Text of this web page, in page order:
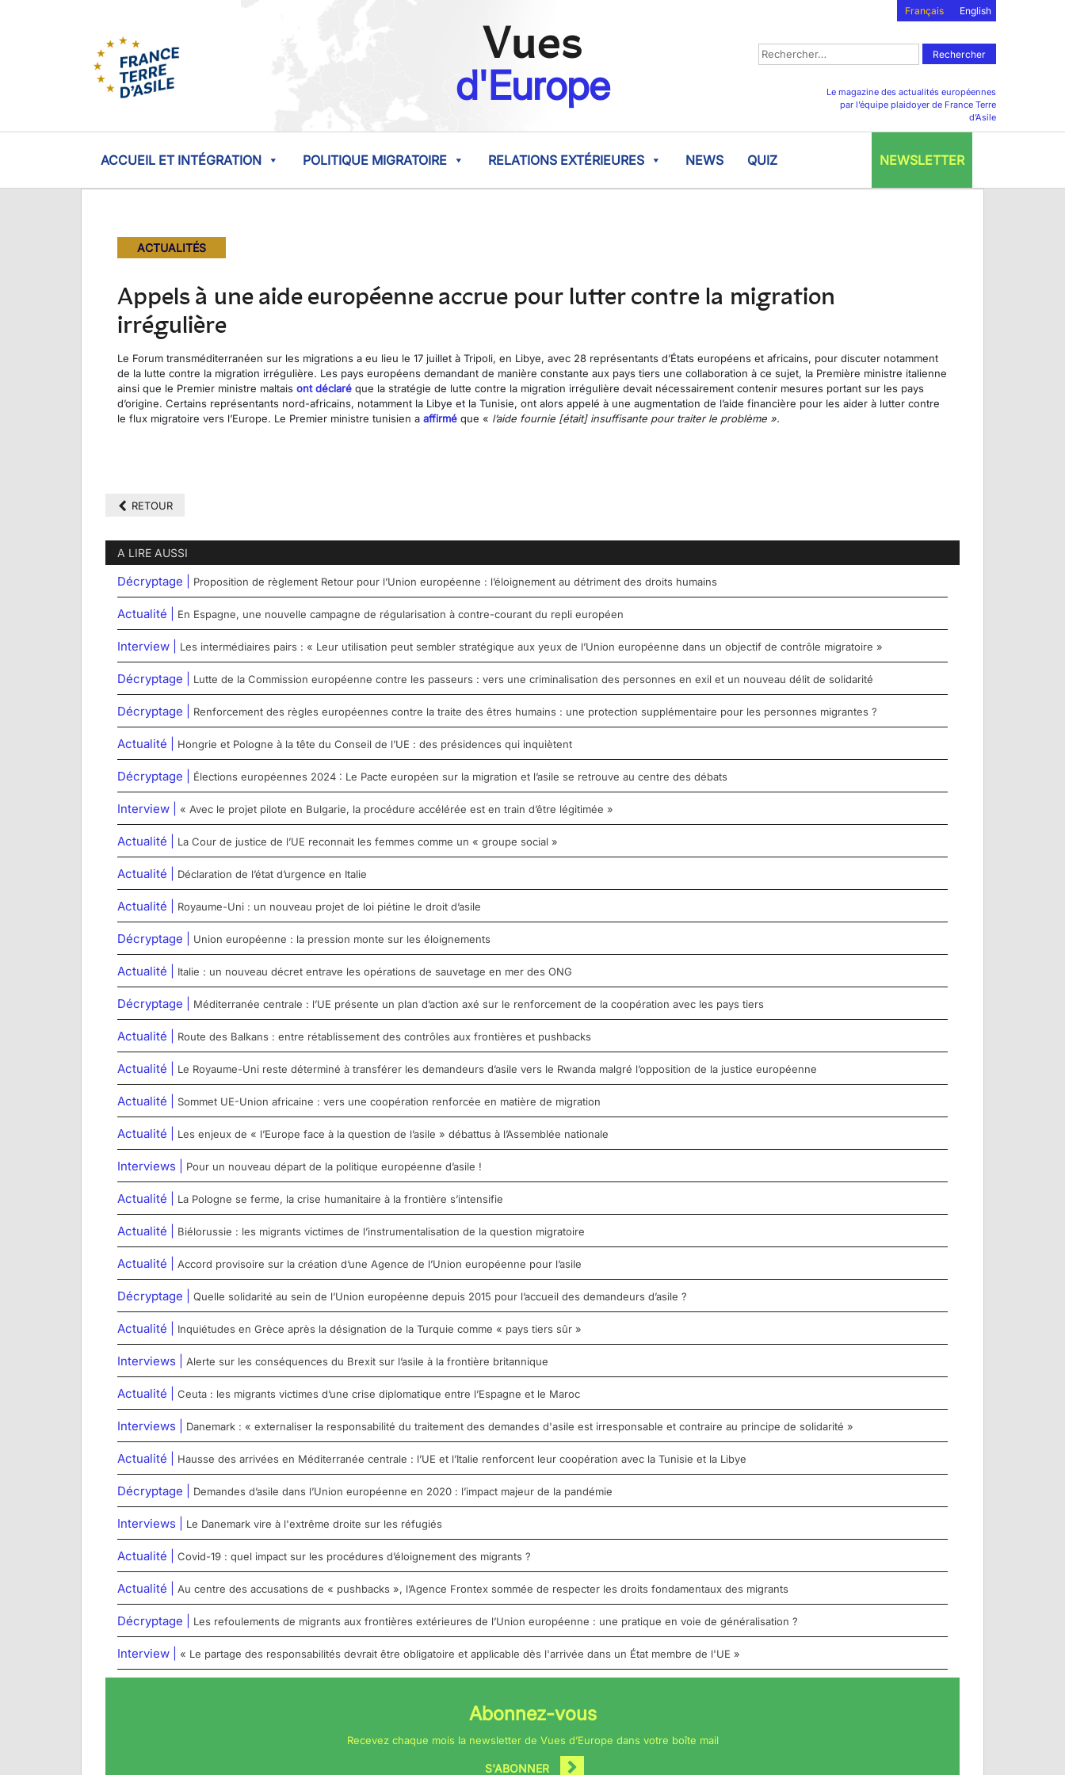
Français English
Vues
d'Europe
Rechercher :
Le magazine des actualités européennes
par l’équipe plaidoyer de France Terre
d’Asile
ACCUEIL ET INTÉGRATION POLITIQUE MIGRATOIRE RELATIONS EXTÉRIEURES NEWS QUIZ NEWSLETTER
ACTUALITÉS
Appels à une aide européenne accrue pour lutter contre la migration
irrégulière
Le Forum transméditerranéen sur les migrations a eu lieu le 17 juillet à Tripoli, en Libye, avec 28 représentants d’États européens et africains, pour discuter notamment
de la lutte contre la migration irrégulière. Les pays européens demandant de manière constante aux pays tiers une collaboration à ce sujet, la Première ministre italienne
ainsi que le Premier ministre maltais ont déclaré que la stratégie de lutte contre la migration irrégulière devait nécessairement contenir mesures portant sur les pays
d’origine. Certains représentants nord-africains, notamment la Libye et la Tunisie, ont alors appelé à une augmentation de l’aide financière pour les aider à lutter contre
le flux migratoire vers l’Europe. Le Premier ministre tunisien a affirmé que « l’aide fournie [était] insuffisante pour traiter le problème ».
RETOUR
A LIRE AUSSI
Décryptage | Proposition de règlement Retour pour l’Union européenne : l’éloignement au détriment des droits humains
Actualité | En Espagne, une nouvelle campagne de régularisation à contre-courant du repli européen
Interview | Les intermédiaires pairs : « Leur utilisation peut sembler stratégique aux yeux de l’Union européenne dans un objectif de contrôle migratoire »
Décryptage | Lutte de la Commission européenne contre les passeurs : vers une criminalisation des personnes en exil et un nouveau délit de solidarité
Décryptage | Renforcement des règles européennes contre la traite des êtres humains : une protection supplémentaire pour les personnes migrantes ?
Actualité | Hongrie et Pologne à la tête du Conseil de l’UE : des présidences qui inquiètent
Décryptage | Élections européennes 2024 : Le Pacte européen sur la migration et l’asile se retrouve au centre des débats
Interview | « Avec le projet pilote en Bulgarie, la procédure accélérée est en train d’être légitimée »
Actualité | La Cour de justice de l’UE reconnait les femmes comme un « groupe social »
Actualité | Déclaration de l’état d’urgence en Italie
Actualité | Royaume-Uni : un nouveau projet de loi piétine le droit d’asile
Décryptage | Union européenne : la pression monte sur les éloignements
Actualité | Italie : un nouveau décret entrave les opérations de sauvetage en mer des ONG
Décryptage | Méditerranée centrale : l’UE présente un plan d’action axé sur le renforcement de la coopération avec les pays tiers
Actualité | Route des Balkans : entre rétablissement des contrôles aux frontières et pushbacks
Actualité | Le Royaume-Uni reste déterminé à transférer les demandeurs d’asile vers le Rwanda malgré l’opposition de la justice européenne
Actualité | Sommet UE-Union africaine : vers une coopération renforcée en matière de migration
Actualité | Les enjeux de « l’Europe face à la question de l’asile » débattus à l’Assemblée nationale
Interviews | Pour un nouveau départ de la politique européenne d’asile !
Actualité | La Pologne se ferme, la crise humanitaire à la frontière s’intensifie
Actualité | Biélorussie : les migrants victimes de l’instrumentalisation de la question migratoire
Actualité | Accord provisoire sur la création d’une Agence de l’Union européenne pour l’asile
Décryptage | Quelle solidarité au sein de l’Union européenne depuis 2015 pour l’accueil des demandeurs d’asile ?
Actualité | Inquiétudes en Grèce après la désignation de la Turquie comme « pays tiers sûr »
Interviews | Alerte sur les conséquences du Brexit sur l’asile à la frontière britannique
Actualité | Ceuta : les migrants victimes d’une crise diplomatique entre l’Espagne et le Maroc
Interviews | Danemark : « externaliser la responsabilité du traitement des demandes d'asile est irresponsable et contraire au principe de solidarité »
Actualité | Hausse des arrivées en Méditerranée centrale : l’UE et l’Italie renforcent leur coopération avec la Tunisie et la Libye
Décryptage | Demandes d’asile dans l’Union européenne en 2020 : l’impact majeur de la pandémie
Interviews | Le Danemark vire à l'extrême droite sur les réfugiés
Actualité | Covid-19 : quel impact sur les procédures d’éloignement des migrants ?
Actualité | Au centre des accusations de « pushbacks », l’Agence Frontex sommée de respecter les droits fondamentaux des migrants
Décryptage | Les refoulements de migrants aux frontières extérieures de l’Union européenne : une pratique en voie de généralisation ?
Interview | « Le partage des responsabilités devrait être obligatoire et applicable dès l'arrivée dans un État membre de l'UE »
Abonnez-vous
Recevez chaque mois la newsletter de Vues d’Europe dans votre boîte mail
S'ABONNER